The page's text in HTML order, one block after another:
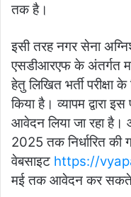
तक है।
इसी तरह नगर सेना
एसडीआरएफ के अंतर्गत
हेतु लिखित भर्ती
किया है। व्यापम द्वारा
आवेदन लिया जा रहा
2025 तक निर्धारित की
वेबसाइट https://
मई तक आवेदन कर